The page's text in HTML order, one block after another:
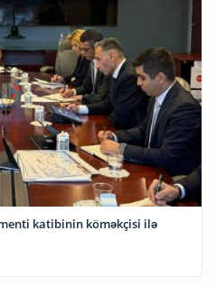
katibinin köməkçisi ilə